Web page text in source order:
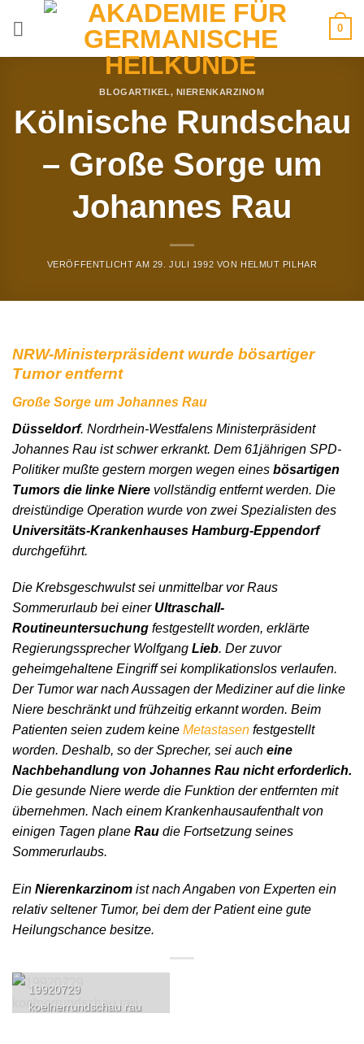
0
BLOGARTIKEL, NIERENKARZINOM
Kölnische Rundschau
– Große Sorge um
Johannes Rau
VERÖFFENTLICHT AM 29. JULI 1992 VON HELMUT PILHAR
NRW-Ministerpräsident wurde bösartiger
Tumor entfernt
Große Sorge um Johannes Rau
Düsseldorf. Nordrhein-Westfalens Ministerpräsident
Johannes Rau ist schwer erkrankt. Dem 61jährigen SPD-
Politiker mußte gestern morgen wegen eines bösartigen
Tumors die linke Niere vollständig entfernt werden. Die
dreistündige Operation wurde von zwei Spezialisten des
Universitäts-Krankenhauses Hamburg-Eppendorf
durchgeführt.
Die Krebsgeschwulst sei unmittelbar vor Raus
Sommerurlaub bei einer Ultraschall-
Routineuntersuchung festgestellt worden, erklärte
Regierungssprecher Wolfgang Lieb. Der zuvor
geheimgehaltene Eingriff sei komplikationslos verlaufen.
Der Tumor war nach Aussagen der Mediziner auf die linke
Niere beschränkt und frühzeitig erkannt worden. Beim
Patienten seien zudem keine Metastasen festgestellt
worden. Deshalb, so der Sprecher, sei auch eine
Nachbehandlung von Johannes Rau nicht erforderlich.
Die gesunde Niere werde die Funktion der entfernten mit
übernehmen. Nach einem Krankenhausaufenthalt von
einigen Tagen plane Rau die Fortsetzung seines
Sommerurlaubs.
Ein Nierenkarzinom ist nach Angaben von Experten ein
relativ seltener Tumor, bei dem der Patient eine gute
Heilungschance besitze.
19920729
koelnerrundschau rau